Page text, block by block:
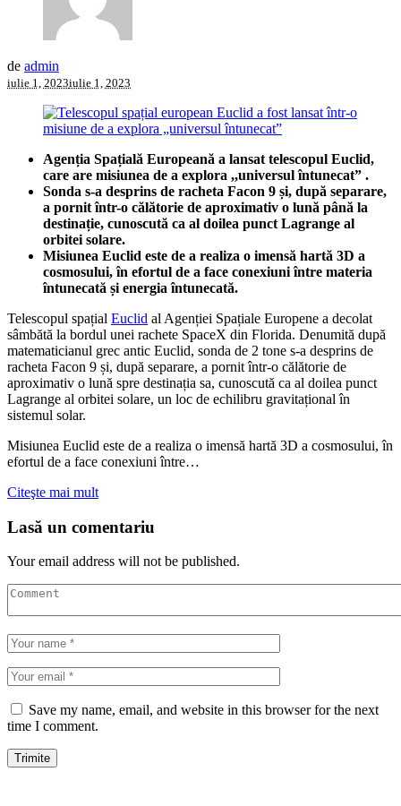
de admin
iulie 1, 2023iulie 1, 2023
Agenția Spațială Europeană a lansat telescopul Euclid,
care are misiunea de a explora ,,universul întunecat” .
Sonda s-a desprins de racheta Facon 9 și, după separare,
a pornit într-o călătorie de aproximativ o lună până la
destinație, cunoscută ca al doilea punct Lagrange al
orbitei solare.
Misiunea Euclid este de a realiza o imensă hartă 3D a
cosmosului, în efortul de a face conexiuni între materia
întunecată și energia întunecată.
Telescopul spațial Euclid al Agenției Spațiale Europene a decolat
sâmbătă la bordul unei rachete SpaceX din Florida. Denumită după
matematicianul grec antic Euclid, sonda de 2 tone s-a desprins de
racheta Facon 9 și, după separare, a pornit într-o călătorie de
aproximativ o lună spre destinația sa, cunoscută ca al doilea punct
Lagrange al orbitei solare, un loc de echilibru gravitațional în
sistemul solar.
Misiunea Euclid este de a realiza o imensă hartă 3D a cosmosului, în
efortul de a face conexiuni între…
Citeşte mai mult
Lasă un comentariu
Your email address will not be published.
Save my name, email, and website in this browser for the next
time I comment.